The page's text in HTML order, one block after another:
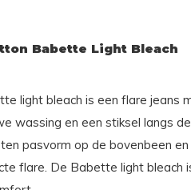
Babette Light Bleach
light bleach is een flare jeans
wassing en een stiksel langs
pasvorm op de bovenbeen
flare. De Babette light bleach